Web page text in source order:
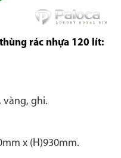
rác nhựa 120 lít:
vàng, ghi.
x (H)930mm.